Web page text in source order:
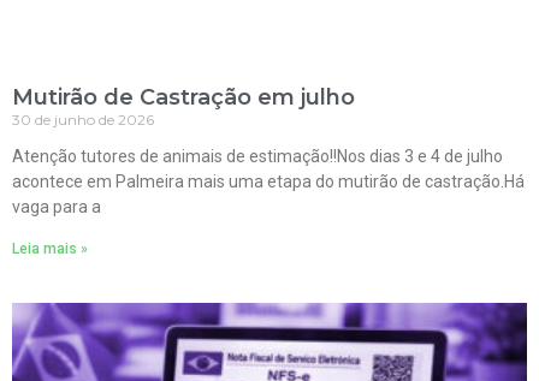
Mutirão de Castração em julho
30 de junho de 2026
Atenção tutores de animais de estimação!!Nos dias 3 e 4 de julho
acontece em Palmeira mais uma etapa do mutirão de castração.Há
vaga para a
Leia mais »